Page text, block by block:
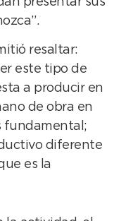
resaltar:
este tipo de
a producir en
de obra en
fundamental;
diferente
es la